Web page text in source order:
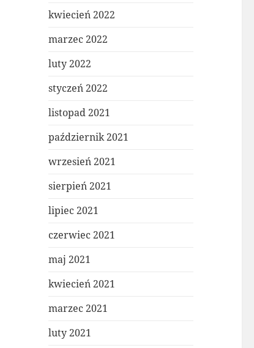
kwiecień 2022
marzec 2022
luty 2022
styczeń 2022
listopad 2021
październik 2021
wrzesień 2021
sierpień 2021
lipiec 2021
czerwiec 2021
maj 2021
kwiecień 2021
marzec 2021
luty 2021